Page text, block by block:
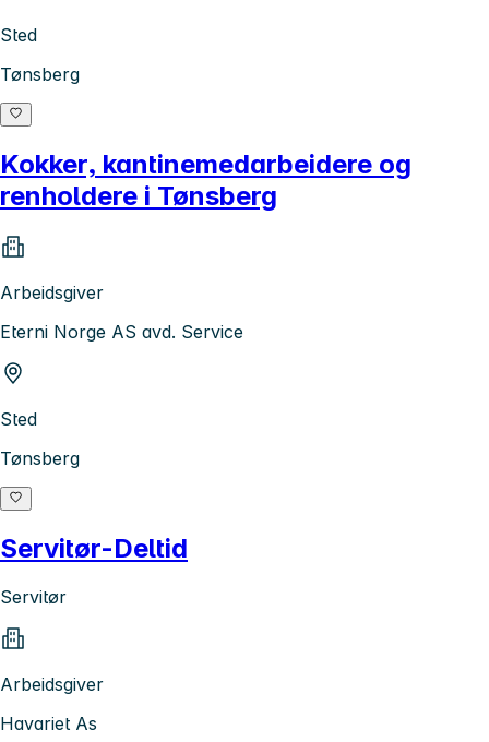
Sted
Tønsberg
Kokker, kantinemedarbeidere og
renholdere i Tønsberg
Arbeidsgiver
Eterni Norge AS avd. Service
Sted
Tønsberg
Servitør-Deltid
Servitør
Arbeidsgiver
Havariet As